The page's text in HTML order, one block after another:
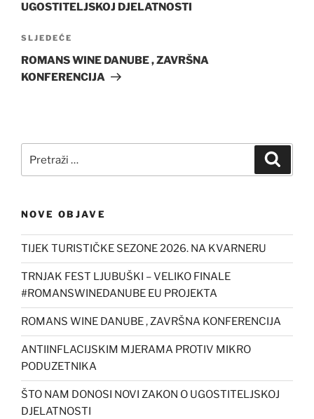
UGOSTITELJSKOJ DJELATNOSTI
Sljedeća
objava
SLJEDEĆE
ROMANS WINE DANUBE , ZAVRŠNA
KONFERENCIJA
NOVE OBJAVE
TIJEK TURISTIČKE SEZONE 2026. NA KVARNERU
TRNJAK FEST LJUBUŠKI – VELIKO FINALE
#ROMANSWINEDANUBE EU PROJEKTA
ROMANS WINE DANUBE , ZAVRŠNA KONFERENCIJA
ANTIINFLACIJSKIM MJERAMA PROTIV MIKRO
PODUZETNIKA
ŠTO NAM DONOSI NOVI ZAKON O UGOSTITELJSKOJ
DJELATNOSTI